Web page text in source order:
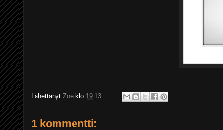
Lähettänyt Zoe klo 19:13
1 kommentti: